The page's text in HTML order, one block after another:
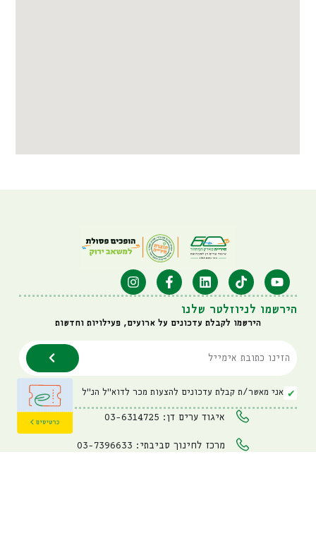
הירשמו לניוזלטר שלנו
הירשמו לקבלת עדכונים על ארועים, פעילויות וחדשות
אני מאשר/ת קבלת עדכונים להצעות מכר לדוא"ל הנ"ל
איגוד ערים דן: 03-6314725
מרכז לחינוך סביבתי: 03-7396633